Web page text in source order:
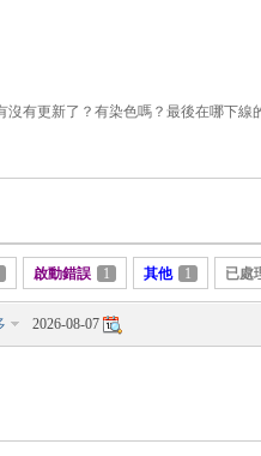
沒有更新了？有染色嗎？最後在哪下
啟動錯誤 1 其他 1 已處
2026-08-07